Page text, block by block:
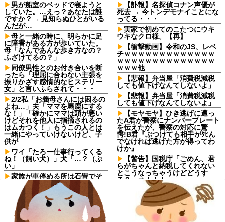
男が船室のベッドで寝ようと
していた。…えっ？あなたは誰
ですか？→ 見知らぬひとがいる
んだが…
母と一緒の時に、明らかに足
に障害がある方が歩いていた。
母「なんであんな歩き方なの？
ふざけてるの？」
同僚男性とのお付き合いを断
ったら「理屈に合わない主張を
振りかざす感情的なヒステリー
女」と言いふらされて・・・
2/2私「お義母さんには困るの
よね…」夫「ママを馬鹿にする
な！」「確かにママは頭が悪い
けどそれを他人に指摘されるの
はムカつく！」もうこの人とは
一緒にやっていけないけど、子
供が
ワイ「たろー仕事行ってくる
ね！（飼い犬）」犬「…？（ぷ
い」
家族が車停める所は石畳でそ
こには２台家族の車停めてたん
だけど、中庭の芝生上に知らな
い車が4台停まっていた 父が運転
手捕まえ「芝生を弁償して...
私「血まみれで何してるんで
【訃報】名探偵コナン声優が
死去 → 今トンデモナイことにな
ってる・・・
実家で初めてのこたつにウキ
ウキなクロ様。【再】
【衝撃動画】令和のJS、レベ
チｗｗｗｗｗｗｗｗｗｗｗｗｗ
ｗｗｗｗｗｗｗｗｗｗｗｗｗｗ
ｗｗｗ他
【悲報】弁当屋「消費税減税
しても値下げなんてしないよ」
【悲報】弁当屋「消費税減税
しても値下げなんてしないよ」
【モヤモヤ】ひき逃げに遭っ
たA君が警察にナンバープレート
を伝えたが、警察の対応に驚
愕!B君『ぶつけても相手がﾀﾋん
でなければ逃げた方が得ってわ
けか』
【警告】国税庁「ごめん、君
らがちゃんと納税してくれない
とこうなっちゃうけどどうす
る？」⇒！！！
エナドリで肝臓ぶっ壊したけ
ど質問ある？
90年ぶりに誕生した待望の女
の子。お祭り騒ぎの義実家の一